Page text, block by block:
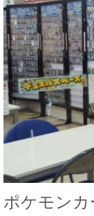
ポケモン